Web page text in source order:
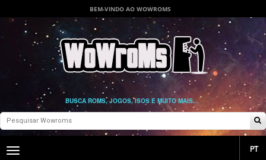
BEM-VINDO AO WOWROMS
BUSCA ROMS, JOGOS, ISOS E MUITO MAIS...
Toggle
PT